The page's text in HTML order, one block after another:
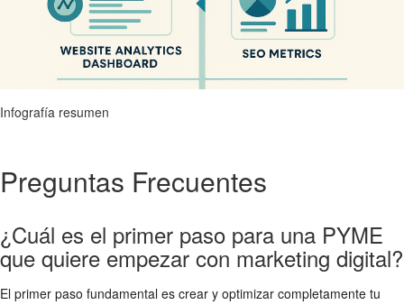
Infografía resumen
Preguntas Frecuentes
¿Cuál es el primer paso para una PYME
que quiere empezar con marketing digital?
El primer paso fundamental es crear y optimizar completamente tu